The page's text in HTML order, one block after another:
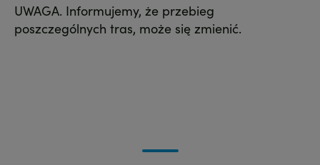
UWAGA. Informujemy, że przebieg
poszczególnych tras, może się zmienić.